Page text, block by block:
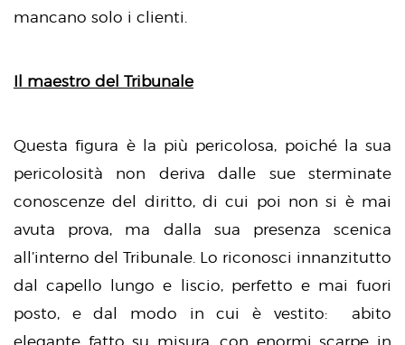
mancano solo i clienti.
Il maestro del Tribunale
Questa figura è la più pericolosa, poiché la sua
pericolosità non deriva dalle sue sterminate
conoscenze del diritto, di cui poi non si è mai
avuta prova, ma dalla sua presenza scenica
all’interno del Tribunale. Lo riconosci innanzitutto
dal capello lungo e liscio, perfetto e mai fuori
posto, e dal modo in cui è vestito: abito